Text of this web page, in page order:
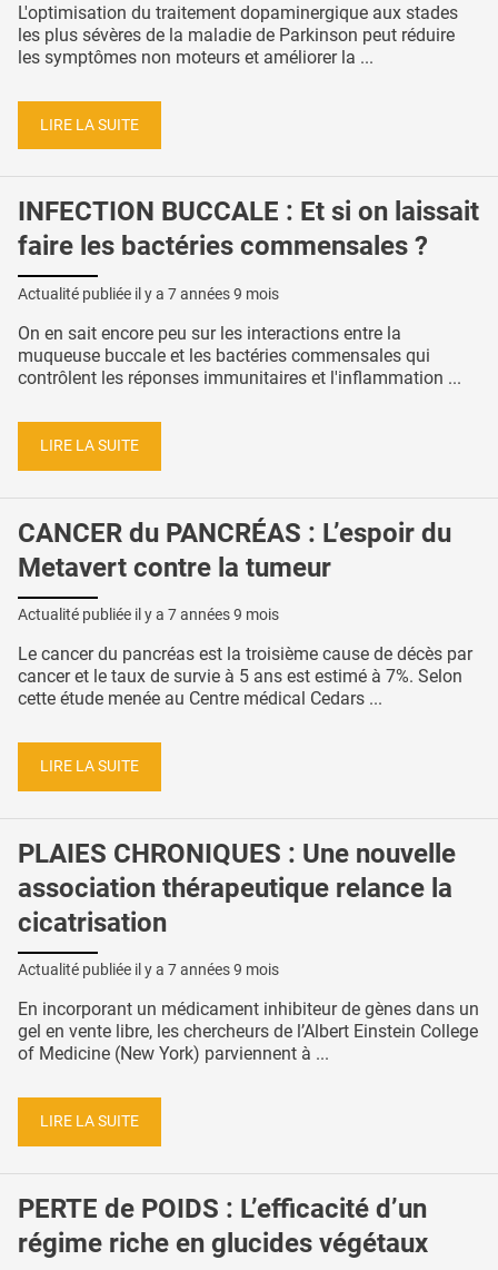
L'optimisation du traitement dopaminergique aux stades
les plus sévères de la maladie de Parkinson peut réduire
les symptômes non moteurs et améliorer la ...
LIRE LA SUITE
INFECTION BUCCALE : Et si on laissait
faire les bactéries commensales ?
Actualité publiée il y a 7 années 9 mois
On en sait encore peu sur les interactions entre la
muqueuse buccale et les bactéries commensales qui
contrôlent les réponses immunitaires et l'inflammation ...
LIRE LA SUITE
CANCER du PANCRÉAS : L’espoir du
Metavert contre la tumeur
Actualité publiée il y a 7 années 9 mois
Le cancer du pancréas est la troisième cause de décès par
cancer et le taux de survie à 5 ans est estimé à 7%. Selon
cette étude menée au Centre médical Cedars ...
LIRE LA SUITE
PLAIES CHRONIQUES : Une nouvelle
association thérapeutique relance la
cicatrisation
Actualité publiée il y a 7 années 9 mois
En incorporant un médicament inhibiteur de gènes dans un
gel en vente libre, les chercheurs de l’Albert Einstein College
of Medicine (New York) parviennent à ...
LIRE LA SUITE
PERTE de POIDS : L’efficacité d’un
régime riche en glucides végétaux